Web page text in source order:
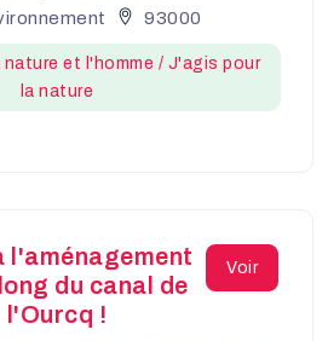
93000
nature et l'homme / J'agis pour
la nature
Voir
l'aménagement
du canal de
l'Ourcq !